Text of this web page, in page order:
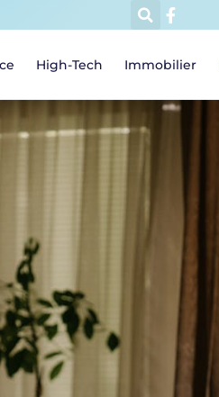
High-Tech Immobilier